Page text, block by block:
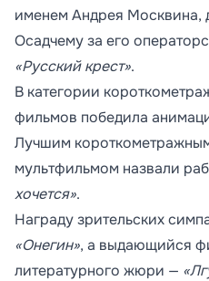
именем Андрея Москвина,
Осадчему за его
«Русский крест».
В категории
фильмов победила
Лучшим
мультфильмом назвали
хочется».
Награду зрительских
«Онегин», а выдающийся
литературного жюри —